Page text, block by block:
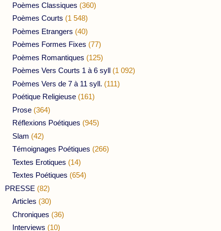
Poèmes Classiques (360)
Poèmes Courts (1 548)
Poèmes Etrangers (40)
Poèmes Formes Fixes (77)
Poèmes Romantiques (125)
Poèmes Vers Courts 1 à 6 syll (1 092)
Poèmes Vers de 7 à 11 syll. (111)
Poétique Religieuse (161)
Prose (364)
Réflexions Poétiques (945)
Slam (42)
Témoignages Poétiques (266)
Textes Erotiques (14)
Textes Poétiques (654)
PRESSE (82)
Articles (30)
Chroniques (36)
Interviews (10)